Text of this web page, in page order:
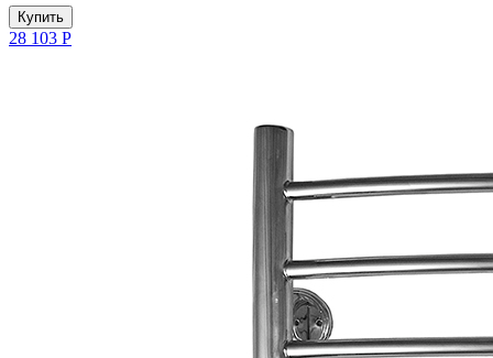
Купить
28 103 Р